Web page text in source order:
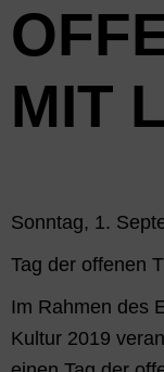
MIT
Sonntag, 1.
Tag der offenen
Im Rahmen des
Kultur 2019